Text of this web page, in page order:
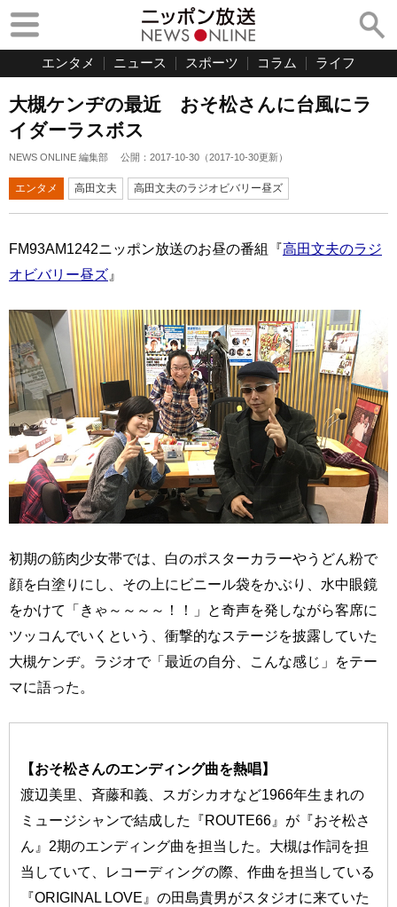
エンタメ ニュース スポーツ コラム ライフ
大槻ケンヂの最近 おそ松さんに台風にラ
イダーラスボス
NEWS ONLINE 編集部 公開： 2017-10-30 （2017-10-30更新）
エンタメ 高田文夫 高田文夫のラジオビバリー昼ズ
FM93AM1242ニッポン放送のお昼の番組『高田文夫のラジ
オビバリー昼ズ 』
初期の筋肉少女帯では、白のポスターカラーやうどん粉で
顔を白塗りにし、その上にビニール袋をかぶり、水中眼鏡
をかけて「きゃ～～～～！！」と奇声を発しながら客席に
ツッコんでいくという、衝撃的なステージを披露していた
大槻ケンヂ。ラジオで「最近の自分、こんな感じ」をテー
マに語った。
【おそ松さんのエンディング曲を熱唱】
渡辺美里、斉藤和義、スガシカオなど1966年生まれの
ミュージシャンで結成した『ROUTE66』が『おそ松さ
ん』2期のエンディング曲を担当した。大槻は作詞を担
当していて、レコーディングの際、作曲を担当している
『ORIGINAL LOVE』の田島貴男がスタジオに来ていた